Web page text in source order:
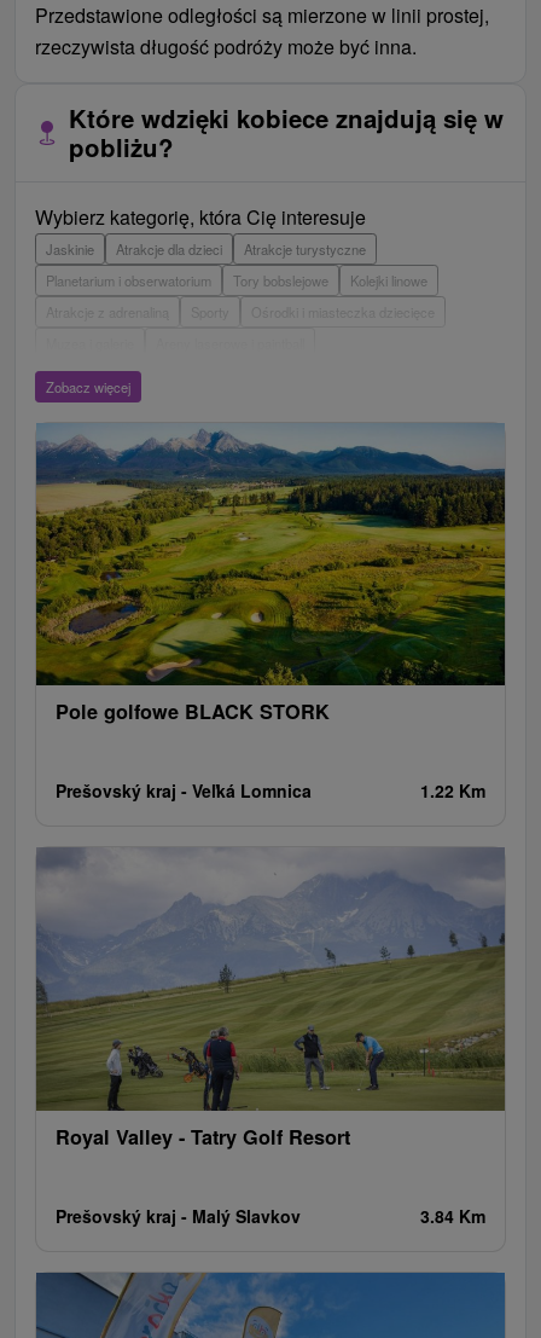
Przedstawione odległości są mierzone w linii prostej,
rzeczywista długość podróży może być inna.
Które wdzięki kobiece znajdują się w
pobliżu?
Wybierz kategorię, która Cię interesuje
Jaskinie Atrakcje dla dzieci
Atrakcje turystyczne
Planetarium i obserwatorium
Tory bobslejowe
Kolejki linowe
Atrakcje z adrenaliną
Wieże obserwacyjne i chodniki
Escaperoom
Ogrody botaniczne
Parki miejskie i zamkowe
Loty widokowe i rejsy wycieczkowe
Tarcze
Jeziora, jeziora, zbiorniki wodne
Zabytki techniki
Pomniki
Wodospady
Kościoły drewniane Źródła
Jazda konna
Túry a turistické chodníky
Zamki Chaty górskie
Teatry
Miejsca sakralne
Rafting, rafting, rafting
Obiekty architektoniczne
Ośrodek narciarski
Pola golfowe
Tory gokartowe
Amfiteatry i kina w przyrodzie
Szlaki winne Cyklotrasy
Zobacz więcej
Pole golfowe BLACK STORK
Prešovský kraj - Veľká Lomnica 1.22 Km
Royal Valley - Tatry Golf Resort
Prešovský kraj - Malý Slavkov 3.84 Km